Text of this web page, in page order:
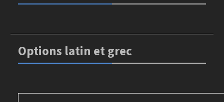
Options latin et grec